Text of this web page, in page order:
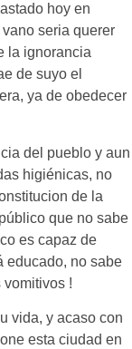
hoy en
seria querer
la ignorancia
de suyo el
ya de obedecer
del pueblo y aun
higiénicas, no
de la
que no sabe
es capaz de
educado, no sabe
vomitivos !
vida, y acaso con
esta ciudad en